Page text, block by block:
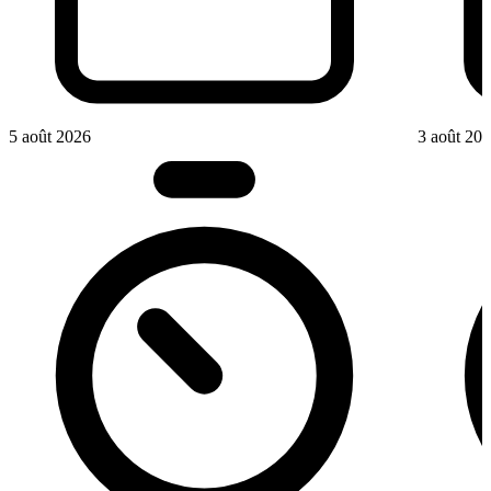
5 août 2026 3 août